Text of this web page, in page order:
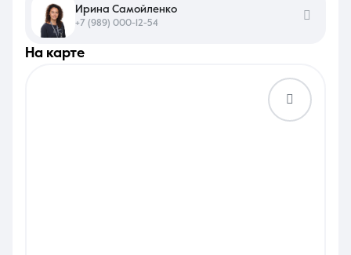
на карте
Ирина Самойленко
+7 (989) 000-12-54